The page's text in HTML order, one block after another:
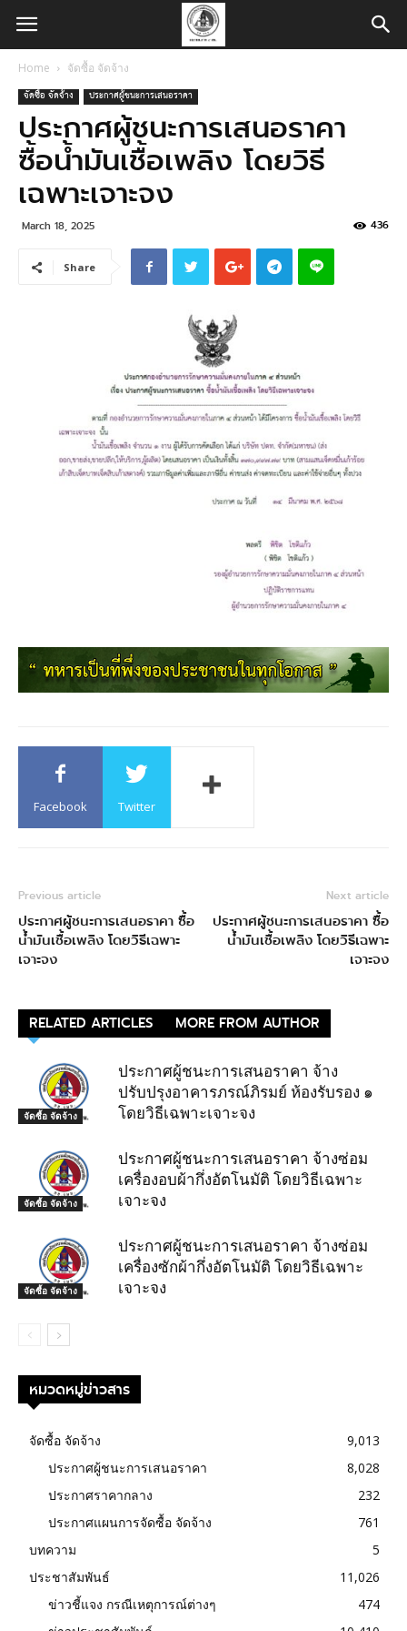
Home จัดซื้อ จัดจ้าง
จัดซื้อ จัดจ้าง ประกาศผู้ชนะการเสนอราคา
ประกาศผู้ชนะการเสนอราคา
ซื้อน้ำมันเชื้อเพลิง โดยวิธี
เฉพาะเจาะจง
March 18, 2025 436
Share
Facebook Twitter
Previous article
ประกาศผู้ชนะการเสนอราคา ซื้อ
น้ำมันเชื้อเพลิง โดยวิธีเฉพาะ
เจาะจง
Next article
ประกาศผู้ชนะการเสนอราคา ซื้อ
น้ำมันเชื้อเพลิง โดยวิธีเฉพาะ
เจาะจง
RELATED ARTICLES MORE FROM AUTHOR
จัดซื้อ จัดจ้าง
ประกาศผู้ชนะการเสนอราคา จ้าง
ปรับปรุงอาคารภรณ์ภิรมย์ ห้องรับรอง ๑
โดยวิธีเฉพาะเจาะจง
จัดซื้อ จัดจ้าง
ประกาศผู้ชนะการเสนอราคา จ้างซ่อม
เครื่องอบผ้ากึ่งอัตโนมัติ โดยวิธีเฉพาะ
เจาะจง
จัดซื้อ จัดจ้าง
ประกาศผู้ชนะการเสนอราคา จ้างซ่อม
เครื่องซักผ้ากึ่งอัตโนมัติ โดยวิธีเฉพาะ
เจาะจง
หมวดหมู่ข่าวสาร
จัดซื้อ จัดจ้าง
9,013
ประกาศผู้ชนะการเสนอราคา
8,028
ประกาศราคากลาง
232
ประกาศแผนการจัดซื้อ จัดจ้าง
761
บทความ
5
ประชาสัมพันธ์
11,026
ข่าวชี้แจง กรณีเหตุการณ์ต่างๆ
474